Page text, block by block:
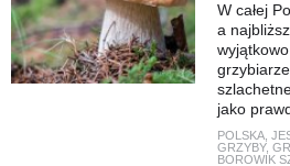
W całej
a
jako
POLSKA,
GRZYBY,
BOROWIK